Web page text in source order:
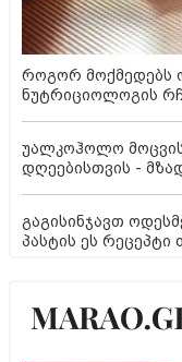
როგორ მოქმედებს
ნუტრიციოლოგის
უალკოჰოლო
დღეებისთვის -
გაგისინჯავთ
პასტის ეს რეცეპტი